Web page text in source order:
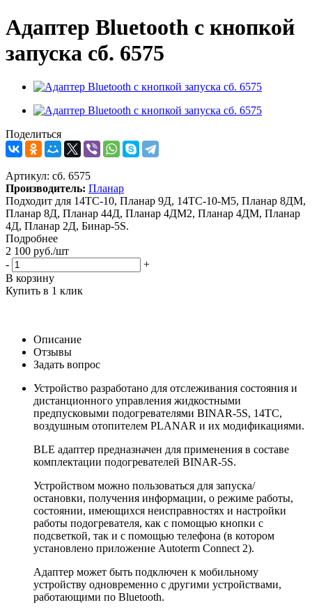
Адаптер Bluetooth с кнопкой
запуска сб. 6575
Поделиться
Артикул: сб. 6575
Производитель: Планар
Подходит для 14ТС-10, Планар 9Д, 14ТС-10-М5, Планар 8ДМ,
Планар 8Д, Планар 44Д, Планар 4ДМ2, Планар 4ДМ, Планар
4Д, Планар 2Д, Бинар-5S.
Подробнее
2 100 руб./шт
-
+
В корзину
Купить в 1 клик
Описание
Отзывы
Задать вопрос
Устройство разработано для отслеживания состояния и
дистанционного управления жидкостными
предпусковыми подогревателями BINAR-5S, 14TC,
воздушным отопителем PLANAR и их модификациями.
BLE адаптер предназначен для применения в составе
комплектации подогревателей BINAR-5S.
Устройством можно пользоваться для запуска/
остановки, получения информации, о режиме работы,
состоянии, имеющихся неисправностях и настройки
работы подогревателя, как с помощью кнопки с
подсветкой, так и с помощью телефона (в котором
установлено приложение Autoterm Connect 2).
Адаптер может быть подключен к мобильному
устройству одновременно с другими устройствами,
работающими по Bluetooth.